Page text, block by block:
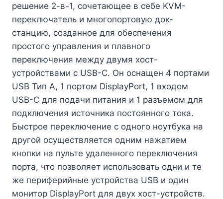
решение 2-в-1, сочетающее в себе KVM-
переключатель и многопортовую док-
станцию, созданное для обеспечения
простого управления и плавного
переключения между двумя хост-
устройствами с USB-C. Он оснащен 4 портами
USB Тип A, 1 портом DisplayPort, 1 входом
USB-C для подачи питания и 1 разъемом для
подключения источника постоянного тока.
Быстрое переключение с одного ноутбука на
другой осуществляется одним нажатием
кнопки на пульте удаленного переключения
порта, что позволяет использовать одни и те
же периферийные устройства USB и один
монитор DisplayPort для двух хост-устройств.